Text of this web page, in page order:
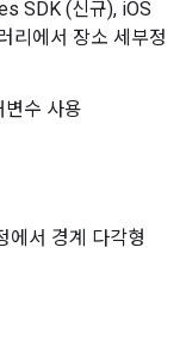
SDK (신규), iOS
리에서 장소 세부정
수 사용
에서 경계 다각형